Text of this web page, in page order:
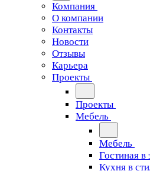
Компания
О компании
Контакты
Новости
Отзывы
Карьера
Проекты
Проекты
Мебель
Мебель
Гостиная в
Кухня в